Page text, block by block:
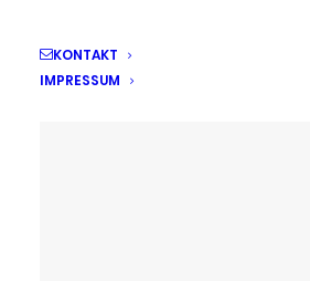
KONTAKT
IMPRESSUM